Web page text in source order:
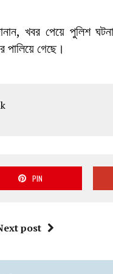
খবর পেয়ে পুলিশ
গেছে।
PIN
post